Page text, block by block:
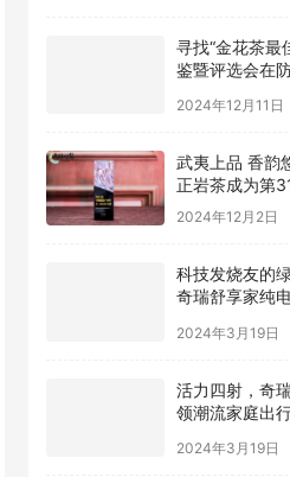
寻找“金花茶最
鉴暨评选会在
2024年12月11日
武夷上品 香韵
正岩茶成为第
际广告节唯一
2024年12月2日
科技发烧友的
奇瑞舒享家纯
2024年3月19日
活力四射，奇
领潮流家庭出
2024年3月19日